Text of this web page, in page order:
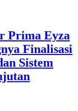
Prima Eyza
Finalisasi
Sistem